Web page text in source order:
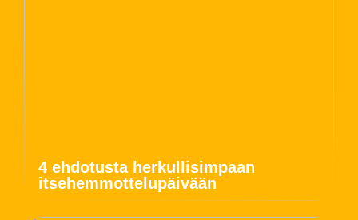
4 ehdotusta herkullisimpaan
itsehemmottelupäivään